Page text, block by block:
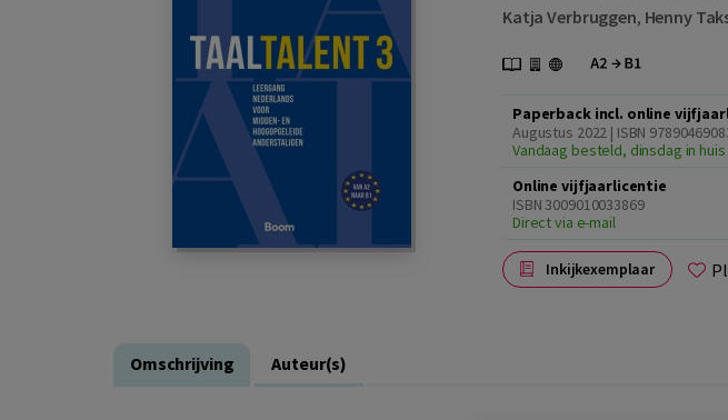
Katja Verbruggen, Henny
Paperback incl. online
Augustus 2022 | ISBN
Vandaag besteld, dinsdag in huis
Online vijfjaarlicentie
ISBN 3009010033869
Direct via e-mail
Inkijkexemplaar
Omschrijving Auteur(s)